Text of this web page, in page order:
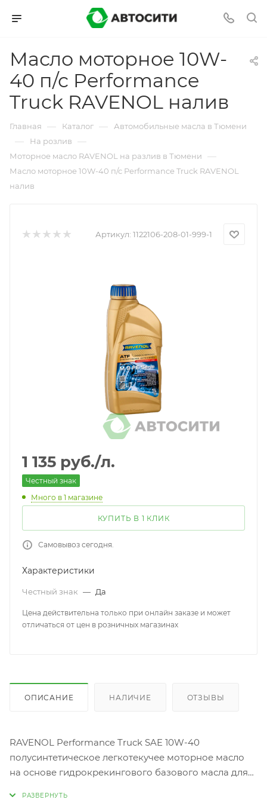
Масло моторное 10W-
40 п/с Performance
Truck RAVENOL налив
Главная — Каталог — Автомобильные масла в Тюмени
— На розлив —
Моторное масло RAVENOL на разлив в Тюмени —
Масло моторное 10W-40 п/с Performance Truck RAVENOL
налив
Артикул: 1122106-208-01-999-1
1 135 руб./л.
Честный знак
Много в 1 магазине
КУПИТЬ В 1 КЛИК
Самовывоз сегодня.
Характеристики
Честный знак — Да
Цена действительна только при онлайн заказе и может
отличаться от цен в розничных магазинах
ОПИСАНИЕ НАЛИЧИЕ ОТЗЫВЫ
RAVENOL Performance Truck SAE 10W-40
полусинтетическое легкотекучее моторное масло
на основе гидрокрекингового базового масла для